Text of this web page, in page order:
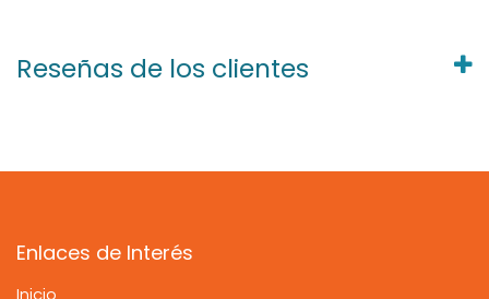
Reseñas de los clientes
Enlaces de Interés
Inicio